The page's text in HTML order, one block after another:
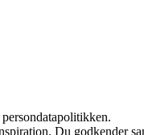
persondatapolitikken.
Du godkender